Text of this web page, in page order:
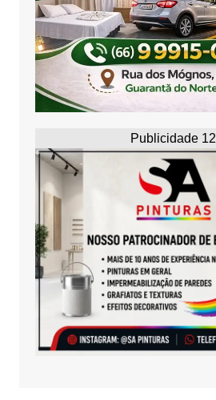
Publicidade 12